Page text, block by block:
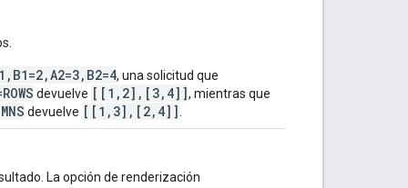
, una solicitud que
devuelve [[1,2],[3,4]], mientras que
devuelve [[1,3],[2,4]]
La opción de renderización